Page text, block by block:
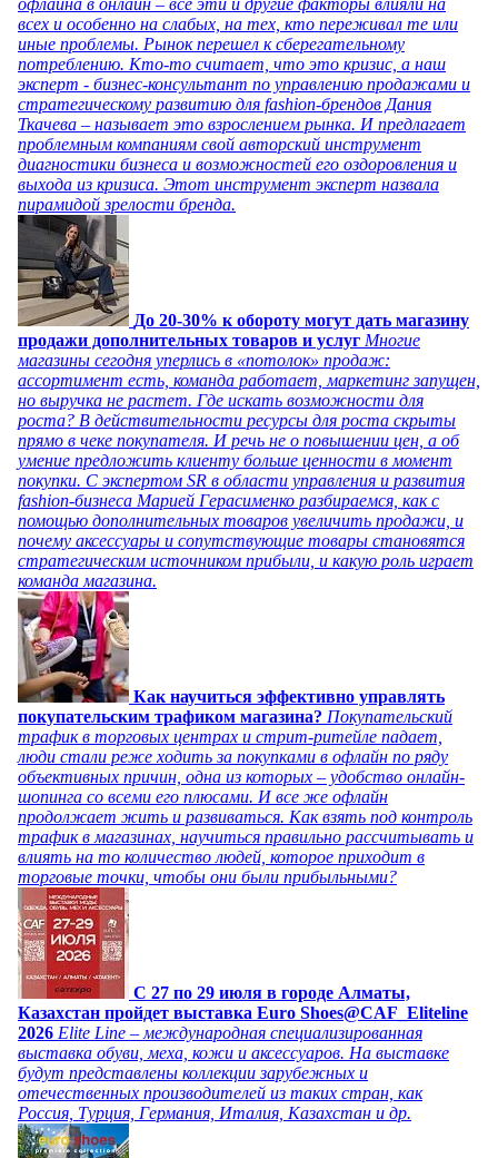
офлайна в онлайн – все эти и другие факторы влияли на
всех и особенно на слабых, на тех, кто переживал те или
иные проблемы. Рынок перешел к сберегательному
потреблению. Кто-то считает, что это кризис, а наш
эксперт - бизнес-консультант по управлению продажами и
стратегическому развитию для fashion-брендов Дания
Ткачева – называет это взрослением рынка. И предлагает
проблемным компаниям свой авторский инструмент
диагностики бизнеса и возможностей его оздоровления и
выхода из кризиса. Этот инструмент эксперт назвала
пирамидой зрелости бренда.
До 20-30% к обороту могут дать магазину
продажи дополнительных товаров и услуг Многие
магазины сегодня уперлись в «потолок» продаж:
ассортимент есть, команда работает, маркетинг запущен,
но выручка не растет. Где искать возможности для
роста? В действительности ресурсы для роста скрыты
прямо в чеке покупателя. И речь не о повышении цен, а об
умение предложить клиенту больше ценности в момент
покупки. С экспертом SR в области управления и развития
fashion-бизнеса Марией Герасименко разбираемся, как с
помощью дополнительных товаров увеличить продажи, и
почему аксессуары и сопутствующие товары становятся
стратегическим источником прибыли, и какую роль играет
команда магазина.
Как научиться эффективно управлять
покупательским трафиком магазина? Покупательский
трафик в торговых центрах и стрит-ритейле падает,
люди стали реже ходить за покупками в офлайн по ряду
объективных причин, одна из которых – удобство онлайн-
шопинга со всеми его плюсами. И все же офлайн
продолжает жить и развиваться. Как взять под контроль
трафик в магазинах, научиться правильно рассчитывать и
влиять на то количество людей, которое приходит в
торговые точки, чтобы они были прибыльными?
C 27 по 29 июля в городе Алматы,
Казахстан пройдет выставка Euro Shoes@CAF_Eliteline
2026 Elite Line – международная специализированная
выставка обуви, меха, кожи и аксессуаров. На выставке
будут представлены коллекции зарубежных и
отечественных производителей из таких стран, как
Россия, Турция, Германия, Италия, Казахстан и др.